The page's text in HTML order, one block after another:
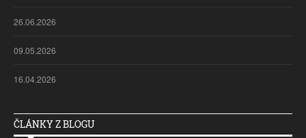
26.06.2026
09.05.2026
16.04.2026
ČLÁNKY Z BLOGU